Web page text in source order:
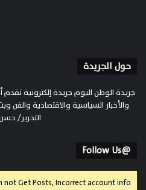
حول الجريدة
جريدة الوطن اليوم جريدة إلكترونية تقدم
والأخبار السياسية والاقتصادية والفن
التحرير/ حسن
@Follow Us
not Get Posts, Incorrect account info.